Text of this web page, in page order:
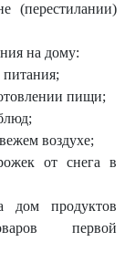
(перестилании)
на дому:
питания;
пищи;
воздухе;
от снега в
дом продуктов
первой